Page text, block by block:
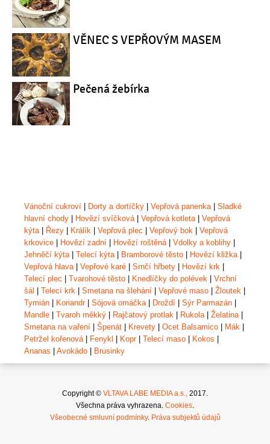
VĚNEC S VEPŘOVÝM MASEM
Pečená žebírka
Vánoční cukroví Dorty a dortíčky Vepřová panenka| Sladké
hlavní chody
Hovězí svíčková| Vepřová kotleta| Vepřová
kýta| Řezy Králík Vepřová plec Vepřový bok
Vepřová
krkovice
Hovězí zadní Hovězí roštěná| Vdolky a koblihy
Jehněčí kýta| Telecí kýta| Bramborové těsto Hovězí kližka|
Vepřová hlava| Vepřové karé Srnčí hřbety Hovězí krk
Telecí plec
Tvarohové těsto Knedlíčky do polévek
Vrchní
šál
Telecí krk Smetana na šlehání Vepřové maso Žloutek
Tymián
Koriandr| Sójová omáčka| Droždí Sýr Parmazán
Mandle
Tvaroh měkký Rajčatový protlak Rukola| Želatina|
Smetana na vaření
Špenát Krevety Ocet Balsamico Mák
Petržel kořenová| Fenykl Kopr| Telecí maso Kokos
Ananas
Avokádo Brusinky
Copyright © VLTAVA LABE MEDIA a.s., 2017.
Všechna práva vyhrazena. Cookies.
Všeobecné smluvní podmínky. Práva subjektů údajů